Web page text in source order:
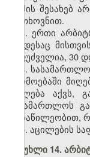
თქმის შესახებ
მოთხოვნით.
3. ერთი
როდესაც
საფუძველია,
4.
წარმოებაში
უფლება აქვს,
სასამართლოს
მონაწილეობით,
5. აცილების
მუხლი 14.